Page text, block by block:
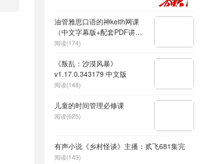
油管雅思口语的神keith网课
（中文字幕版+配套PDF讲
义）
阅读(174)
《叛乱：沙漠风暴》
v1.17.0.343179 中文版
阅读(148)
儿童的时间管理必修课
阅读(625)
有声小说《乡村怪谈》主播：贰飞681集完
阅读(149)